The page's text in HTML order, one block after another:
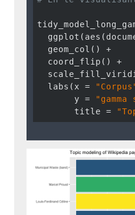
  geom_col() +
  coord_flip() +
  labs(x =
       y =
       title =